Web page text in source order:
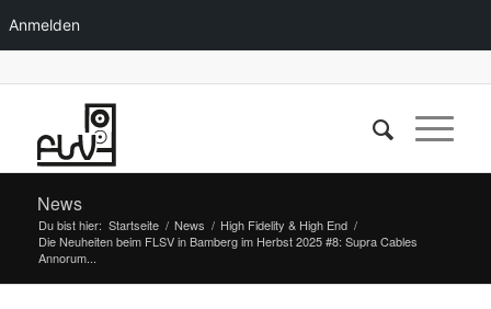
Anmelden
News
Du bist hier: Startseite / News / High Fidelity & High End /
Die Neuheiten beim FLSV in Bamberg im Herbst 2025 #8: Supra Cables
Annorum...